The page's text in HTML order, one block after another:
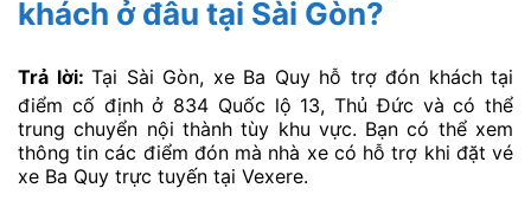
khách ở đâu tại Sài Gòn?
Trả lời: Tại Sài Gòn, xe Ba Quy hỗ trợ đón khách tại
điểm cố định ở 834 Quốc lộ 13, Thủ Đức và có thể
trung chuyển nội thành tùy khu vực. Bạn có thể xem
thông tin các điểm đón mà nhà xe có hỗ trợ khi đặt vé
xe Ba Quy trực tuyến tại Vexere.